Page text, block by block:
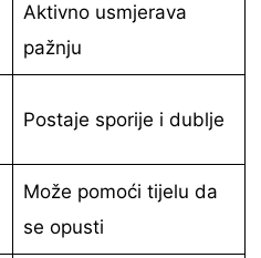
Aktivno usmjerava
pažnju
Postaje sporije i dublje
Može pomoći tijelu da
se opusti